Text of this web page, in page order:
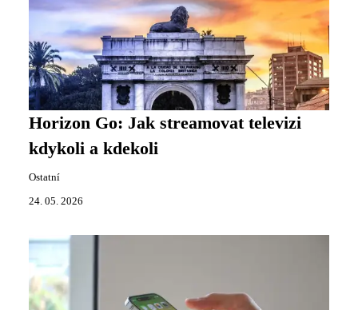
Horizon Go: Jak streamovat televizi
kdykoli a kdekoli
Ostatní
24. 05. 2026